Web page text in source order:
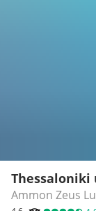
Thessaloniki
Ammon Zeus